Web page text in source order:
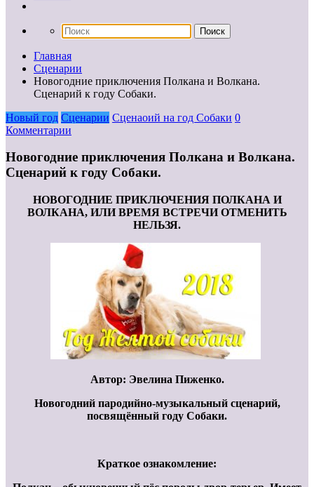
Главная
Сценарии
Новогодние приключения Полкана и Волкана.
Сценарий к году Собаки.
Новый год Сценарии Сценаоий на год Собаки 0
Комментарии
Новогодние приключения Полкана и Волкана.
Сценарий к году Собаки.
НОВОГОДНИЕ ПРИКЛЮЧЕНИЯ ПОЛКАНА И
ВОЛКАНА, ИЛИ ВРЕМЯ ВСТРЕЧИ ОТМЕНИТЬ
НЕЛЬЗЯ.
Автор: Эвелина Пиженко.
Новогодний пародийно-музыкальный сценарий,
посвящённый году Собаки.
Краткое ознакомление: